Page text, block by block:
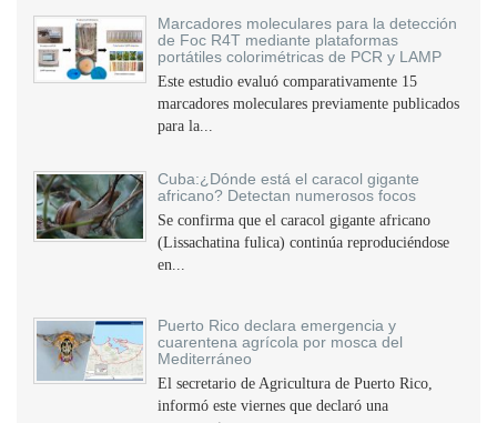
Marcadores moleculares para la detección
de Foc R4T mediante plataformas
portátiles colorimétricas de PCR y LAMP
Este estudio evaluó comparativamente 15
marcadores moleculares previamente publicados
para la...
Cuba:¿Dónde está el caracol gigante
africano? Detectan numerosos focos
Se confirma que el caracol gigante africano
(Lissachatina fulica) continúa reproduciéndose
en...
Puerto Rico declara emergencia y
cuarentena agrícola por mosca del
Mediterráneo
El secretario de Agricultura de Puerto Rico,
informó este viernes que declaró una